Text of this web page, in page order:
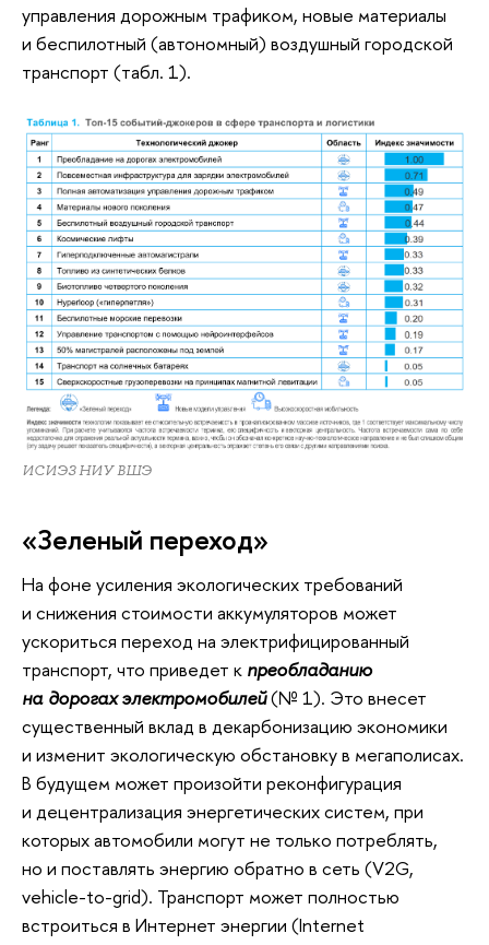
управления дорожным трафиком, новые материалы
и беспилотный (автономный) воздушный городской
транспорт (табл. 1).
ИСИЭЗ НИУ ВШЭ
«Зеленый переход»
На фоне усиления экологических требований
и снижения стоимости аккумуляторов может
ускориться переход на электрифицированный
транспорт, что приведет к преобладанию
на дорогах электромобилей(№ 1). Это внесет
существенный вклад в декарбонизацию экономики
и изменит экологическую обстановку в мегаполисах.
В будущем может произойти реконфигурация
и децентрализация энергетических систем, при
которых автомобили могут не только потреблять,
но и поставлять энергию обратно в сеть (V2G,
vehicle-to-grid). Транспорт может полностью
встроиться в Интернет энергии (Internet